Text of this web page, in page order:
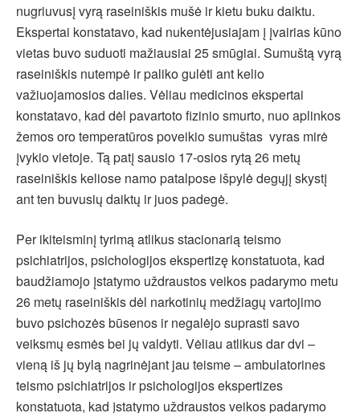
nugriuvusį vyrą raseiniškis mušė ir kietu buku daiktu.
Ekspertai konstatavo, kad nukentėjusiajam į įvairias kūno
vietas buvo suduoti mažiausiai 25 smūgiai. Sumuštą vyrą
raseiniškis nutempė ir paliko gulėti ant kelio
važiuojamosios dalies. Vėliau medicinos ekspertai
konstatavo, kad dėl pavartoto fizinio smurto, nuo aplinkos
žemos oro temperatūros poveikio sumuštas vyras mirė
įvykio vietoje. Tą patį sausio 17-osios rytą 26 metų
raseiniškis keliose namo patalpose išpylė degųjį skystį
ant ten buvusių daiktų ir juos padegė.
Per ikiteisminį tyrimą atlikus stacionarią teismo
psichiatrijos, psichologijos ekspertizę konstatuota, kad
baudžiamojo įstatymo uždraustos veikos padarymo metu
26 metų raseiniškis dėl narkotinių medžiagų vartojimo
buvo psichozės būsenos ir negalėjo suprasti savo
veiksmų esmės bei jų valdyti. Vėliau atlikus dar dvi –
vieną iš jų bylą nagrinėjant jau teisme – ambulatorines
teismo psichiatrijos ir psichologijos ekspertizes
konstatuota, kad įstatymo uždraustos veikos padarymo